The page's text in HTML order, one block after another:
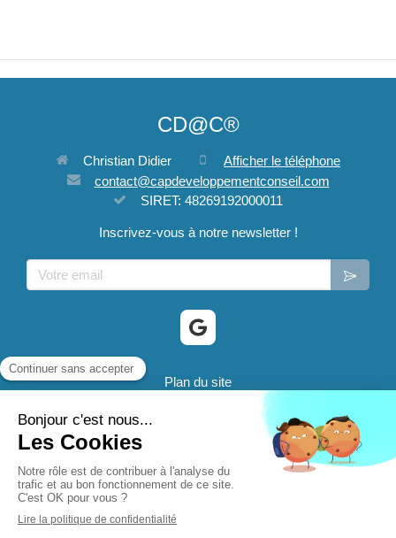
CD@C®
Christian Didier
Afficher le téléphone
contact@capdeveloppementconseil.com
SIRET: 48269192000011
Inscrivez-vous à notre newsletter !
Votre email
Plan du site
® 2024 CD@C - Cap Developpement Conseil sont des
marques déposées.
Création et référencement du site par Simplébo
Site partenaire deFNAE